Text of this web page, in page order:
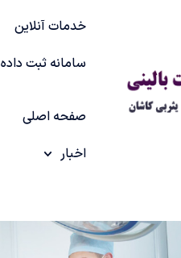
خدمات آنلاین
سامانه ثبت داده
صفحه اصلی
اخبار